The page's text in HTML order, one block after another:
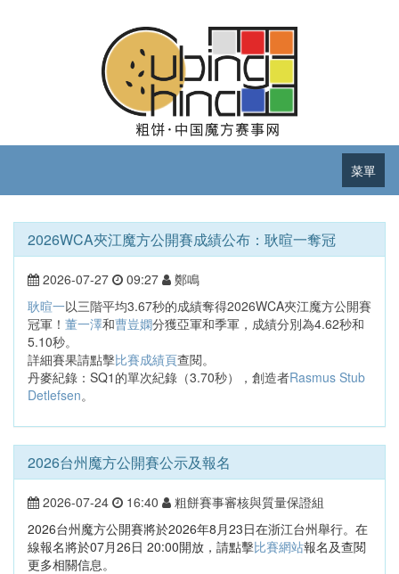
菜單
2026WCA夾江魔方公開賽成績公布：耿暄一奪冠
2026-07-27 09:27
鄭鳴
耿暄一以三階平均3.67秒的成績奪得2026WCA夾江魔方公開賽
冠軍！ 董一澤和曹豈嫻分獲亞軍和季軍，成績分別為4.62秒和
5.10秒。
詳細賽果請點擊比賽成績頁查閱。
丹麥紀錄：SQ1的單次紀錄（3.70秒），創造者Rasmus Stub
Detlefsen。
2026台州魔方公開賽公示及報名
2026-07-24 16:40
粗餅賽事審核與質量保證組
2026台州魔方公開賽將於2026年8月23日在浙江台州舉行。在
線報名將於07月26日 20:00開放，請點擊比賽網站報名及查閱
更多相關信息。